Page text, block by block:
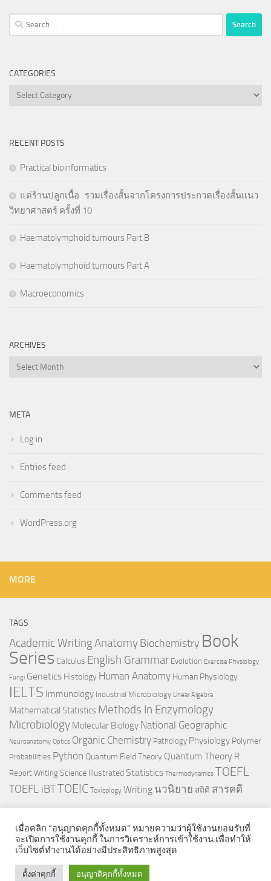
Search
for:
CATEGORIES
Categories
RECENT POSTS
Practical bioinformatics
แด่ร้านปลูกเนื้อ : รวมเรื่องสั้นจากโครงการประกวดเรื่องสั้นแนว
วิทยาศาสตร์ ครั้งที่ 10
Haematolymphoid tumours Part B
Haematolymphoid tumours Part A
Macroeconomics
ARCHIVES
Archives
META
Log in
Entries feed
Comments feed
WordPress.org
MORE
TAGS
Academic WritingAnatomyBiochemistry Book
Series Calculus English Grammar Evolution Exercise Physiology
Fungi Genetics Histology Human Anatomy Human Physiology
IELTS Immunology Industrial Microbiology Linear Algebra
Mathematical Statistics Methods In Enzymology
Microbiology Molecular Biology National Geographic
Neuroanatomy Optics Organic Chemistry Pathology Physiology Polymer
Probabilities Python Quantum Field Theory Quantum Theory R
Report Writing Science Illustrated Statistics Thermodynamics TOEFL
TOEFL iBTTOEIC Toxicology Writing นวนิยาย สถิติ สารคดี
© 2026. All Rights Reserved.
เมื่อคลิก “อนุญาตคุกกี้ทั้งหมด” หมายความว่าผู้ใช้งานยอมรับที่
จะเปิดการใช้งานคุกกี้ ในการวิเคราะห์การเข้าใช้งาน เพื่อทำให้
เว็บไซต์ทำงานได้อย่างมีประสิทธิภาพสูงสุด
ตั้งค่าคุกกี้ อนุญาติคุกกี้ทั้งหมด